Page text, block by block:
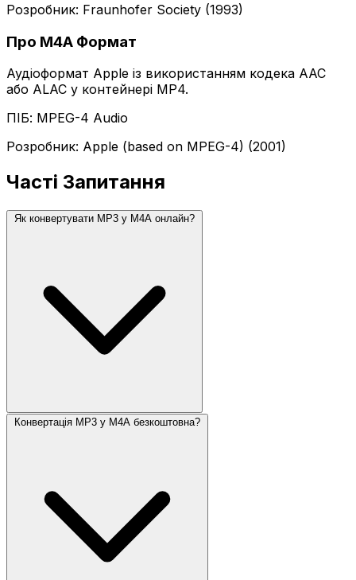
Розробник: Fraunhofer Society (1993)
Про M4A Формат
Аудіоформат Apple із використанням кодека AAC
або ALAC у контейнері MP4.
ПІБ: MPEG-4 Audio
Розробник: Apple (based on MPEG-4) (2001)
Часті Запитання
Як конвертувати MP3 у M4A онлайн?
Конвертація MP3 у M4A безкоштовна?